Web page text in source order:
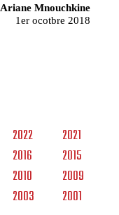
Ariane Mnouchkine
1er ocotbre 2018
2022
2021
2016
2015
2010
2009
2003
2001